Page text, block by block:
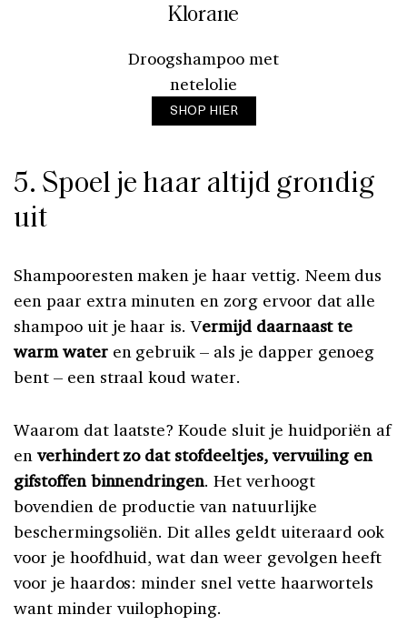
Klorane
Droogshampoo met
netelolie
SHOP HIER
5. Spoel je haar altijd grondig
uit
Shampooresten maken je haar vettig. Neem dus
een paar extra minuten en zorg ervoor dat alle
shampoo uit je haar is. Vermijd daarnaast te
warm wateren gebruik – als je dapper genoeg
bent – een straal koud water.
Waarom dat laatste? Koude sluit je huidporiën af
en verhindert zo dat stofdeeltjes, vervuiling en
gifstoffen binnendringen. Het verhoogt
bovendien de productie van natuurlijke
beschermingsoliën. Dit alles geldt uiteraard ook
voor je hoofdhuid, wat dan weer gevolgen heeft
voor je haardos: minder snel vette haarwortels
want minder vuilophoping.